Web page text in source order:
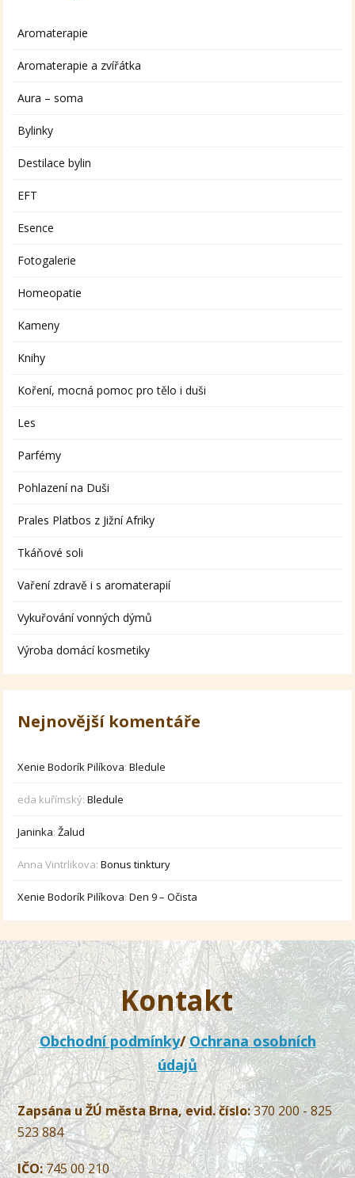
Aromaterapie
Aromaterapie a zvířátka
Aura – soma
Bylinky
Destilace bylin
EFT
Esence
Fotogalerie
Homeopatie
Kameny
Knihy
Koření, mocná pomoc pro tělo i duši
Les
Parfémy
Pohlazení na Duši
Prales Platbos z Jižní Afriky
Tkáňové soli
Vaření zdravě i s aromaterapií
Vykuřování vonných dýmů
Výroba domácí kosmetiky
Nejnovější komentáře
Xenie Bodorík Pilíkova:Bledule
eda kuřímský:Bledule
Janinka:Žalud
Anna Vintrlikova:Bonus tinktury
Xenie Bodorík Pilíkova:Den 9 – Očista
Kontakt
Obchodní podmínky/Ochrana osobních
údajů
Zapsána u ŽÚ města Brna, evid. číslo:370 200 - 825
523 884
IČO:745 00 210